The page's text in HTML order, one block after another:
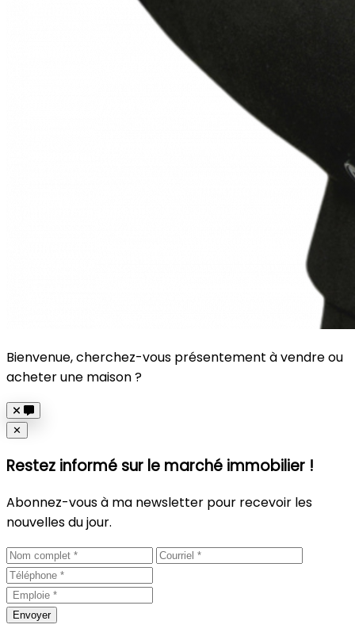
Bienvenue, cherchez-vous présentement à vendre ou
acheter une maison ?
Close
✕
Restez informé sur le marché immobilier !
Abonnez-vous à ma newsletter pour recevoir les
nouvelles du jour.
Envoyer